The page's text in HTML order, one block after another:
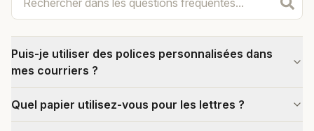
Puis-je utiliser des polices personnalisées dans
mes courriers ?
Quel papier utilisez-vous pour les lettres ?